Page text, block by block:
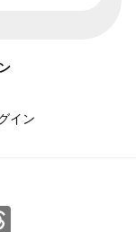
イン